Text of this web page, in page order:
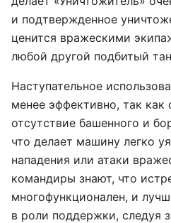
и подтвержденное
ценится вражескими
любой другой подбитый
Наступательное
менее эффективно, так как
отсутствие башенного и
что делает машину легко
нападения или атаки
командиры знают, что
многофункционален, и
в роли поддержки, следуя